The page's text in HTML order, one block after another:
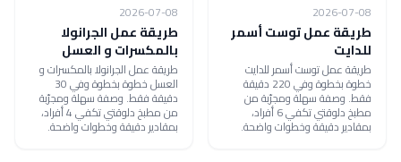
2026-07-08
طريقة عمل توست أسمر
للدايت
طريقة عمل توست أسمر للدايت
خطوة بخطوة وفي 220 دقيقة
فقط. وصفة سهلة ومجرّبة من
مطبخ دلوقتي تكفي 6 أفراد،
بمقادير دقيقة وخطوات واضحة.
2026-07-08
طريقة عمل الجرانولا
بالمكسرات و العسل
طريقة عمل الجرانولا بالمكسرات و
العسل خطوة بخطوة وفي 30
دقيقة فقط. وصفة سهلة ومجرّبة
من مطبخ دلوقتي تكفي 4 أفراد،
بمقادير دقيقة وخطوات واضحة.